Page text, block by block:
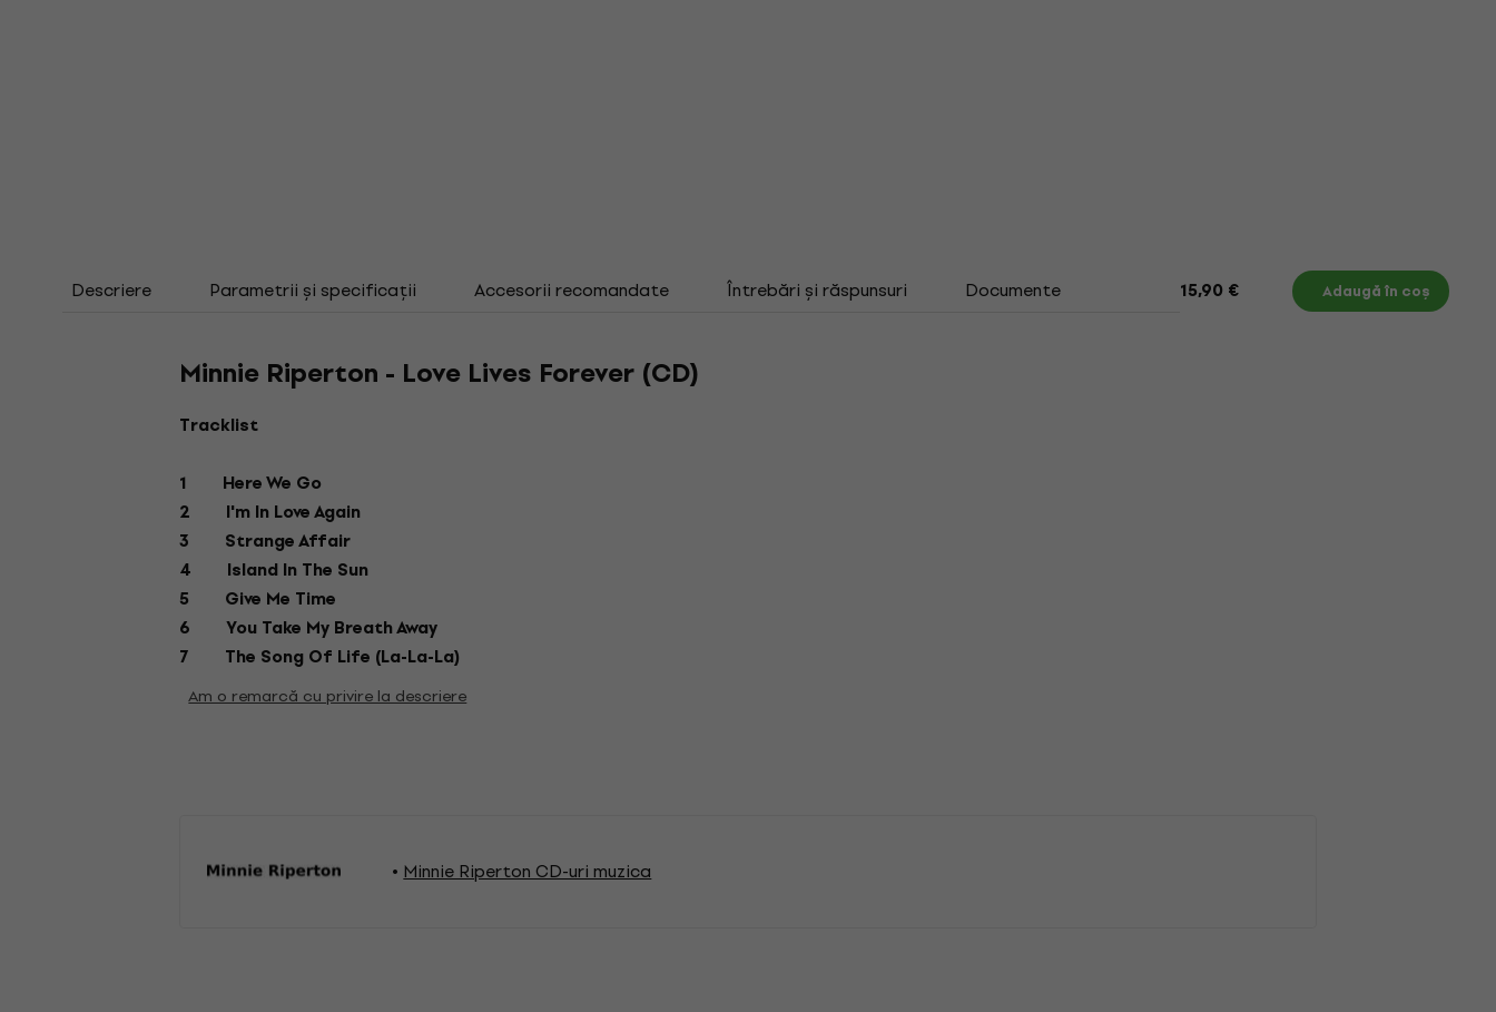
Descriere Parametrii și specificații Accesorii recomandate Întrebări și răspunsuri Documente 15,90 € Adaugă în coș
Minnie Riperton - Love Lives Forever (CD)
Tracklist
1 Here We Go
2 I'm In Love Again
3 Strange Affair
4 Island In The Sun
5 Give Me Time
6 You Take My Breath Away
7 The Song Of Life (La-La-La)
Am o remarcă cu privire la descriere
Minnie Riperton CD-uri muzica